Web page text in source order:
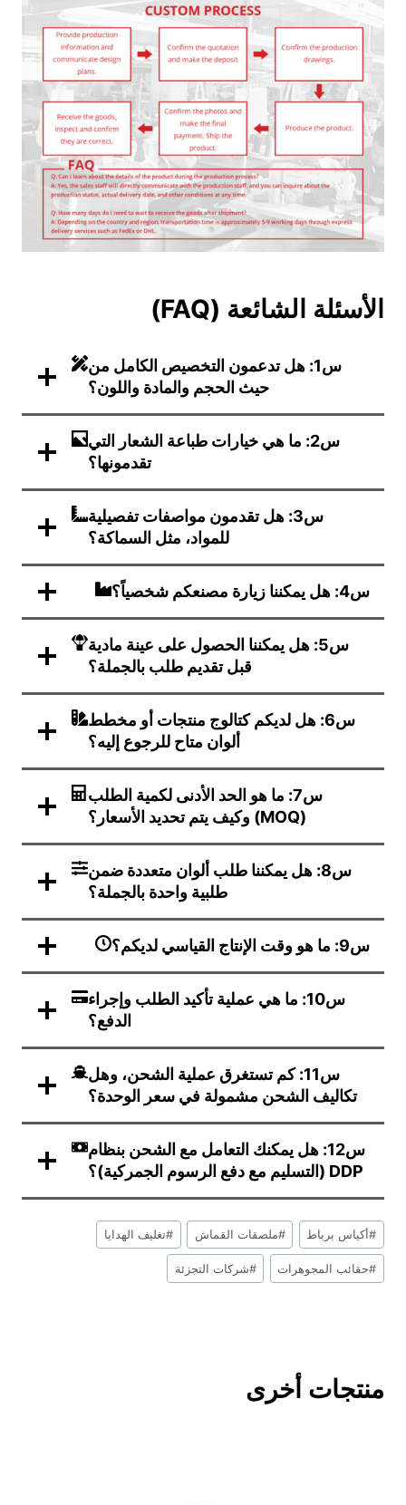
الأسئلة الشائعة (FAQ)
س1: هل تدعمون التخصيص الكامل من
حيث الحجم والمادة واللون؟
س2: ما هي خيارات طباعة الشعار التي
تقدمونها؟
س3: هل تقدمون مواصفات تفصيلية
للمواد، مثل السماكة؟
س4: هل يمكننا زيارة مصنعكم شخصياً؟
س5: هل يمكننا الحصول على عينة مادية
قبل تقديم طلب بالجملة؟
س6: هل لديكم كتالوج منتجات أو مخطط
ألوان متاح للرجوع إليه؟
س7: ما هو الحد الأدنى لكمية الطلب
(MOQ) وكيف يتم تحديد الأسعار؟
س8: هل يمكننا طلب ألوان متعددة ضمن
طلبية واحدة بالجملة؟
س9: ما هو وقت الإنتاج القياسي لديكم؟
س10: ما هي عملية تأكيد الطلب وإجراء
الدفع؟
س11: كم تستغرق عملية الشحن، وهل
تكاليف الشحن مشمولة في سعر الوحدة؟
س12: هل يمكنك التعامل مع الشحن بنظام
DDP (التسليم مع دفع الرسوم الجمركية)؟
علامات
التدوينة:
#أكياس برباط #ملصقات القماش #تغليف الهدايا
#حقائب المجوهرات #شركات التجزئة
منتجات أخرى